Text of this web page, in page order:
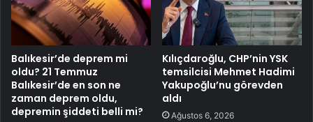
Balıkesir’de deprem mi
oldu? 21 Temmuz
Balıkesir’de en son ne
zaman deprem oldu,
depremin şiddeti belli mi?
Kılıçdaroğlu, CHP’nin YSK
temsilcisi Mehmet Hadimi
Yakupoğlu’nu görevden
aldı
Ağustos 6, 2026